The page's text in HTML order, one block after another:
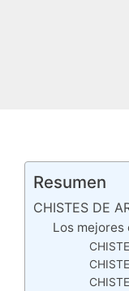
Resumen
CHISTES DE
Los